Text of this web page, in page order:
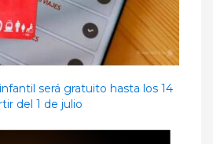
será gratuito hasta los 14
del 1 de julio